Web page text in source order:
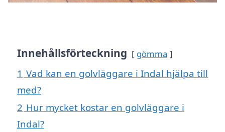
Innehållsförteckning gömma
1 Vad kan en golvläggare i Indal hjälpa till
med?
2 Hur mycket kostar en golvläggare i
Indal?